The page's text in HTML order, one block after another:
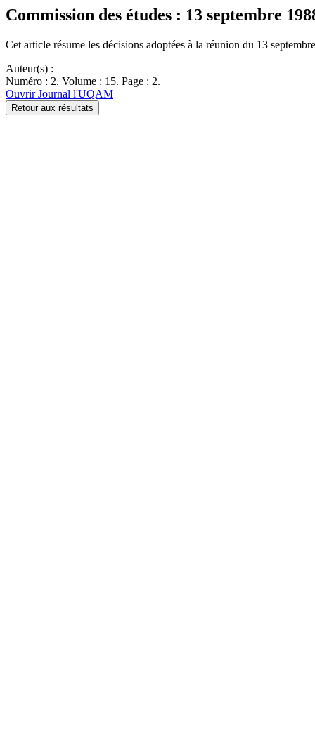
Commission des études : 13 septembre
Cet article résume les décisions adoptées à la réunion du 13
Auteur(s) :
Numéro : 2. Volume : 15. Page : 2.
Ouvrir Journal l'UQAM
Retour aux résultats